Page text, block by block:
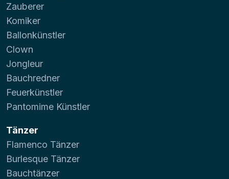
Zauberer
Komiker
Ballonkünstler
Clown
Jongleur
Bauchredner
Feuerkünstler
Pantomime Künstler
Tänzer
Flamenco Tänzer
Burlesque Tänzer
Bauchtänzer